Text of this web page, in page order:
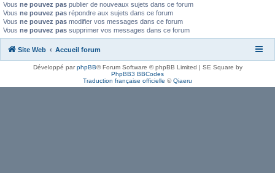
Vous ne pouvez pas publier de nouveaux sujets dans ce forum
Vous ne pouvez pas répondre aux sujets dans ce forum
Vous ne pouvez pas modifier vos messages dans ce forum
Vous ne pouvez pas supprimer vos messages dans ce forum
Site Web Accueil forum
Développé parphpBB® Forum Software © phpBB Limited | SE Square by
PhpBB3 BBCodes
Traduction française officielle ©Qiaeru